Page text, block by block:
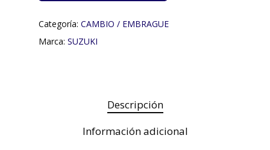
Categoría: CAMBIO / EMBRAGUE
Marca: SUZUKI
Descripción
Información adicional